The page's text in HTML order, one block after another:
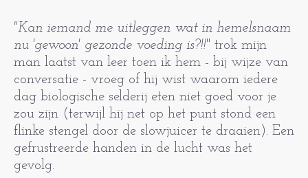
"Kan iemand me uitleggen wat in hemelsnaam
nu 'gewoon' gezonde voeding is?!!" trok mijn
man laatst van leer toen ik hem - bij wijze van
conversatie - vroeg of hij wist waarom iedere
dag biologische selderij eten niet goed voor je
zou zijn (terwijl hij net op het punt stond een
flinke stengel door de slowjuicer te draaien). Een
gefrustreerde handen in de lucht was het
gevolg.